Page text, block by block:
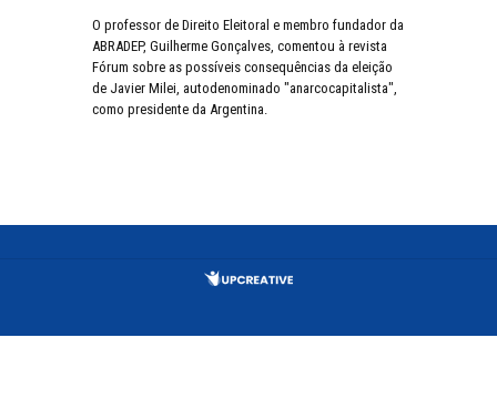
O professor de Direito Eleitoral e membro fundador da
ABRADEP, Guilherme Gonçalves, comentou à revista
Fórum sobre as possíveis consequências da eleição
de Javier Milei, autodenominado "anarcocapitalista",
como presidente da Argentina.